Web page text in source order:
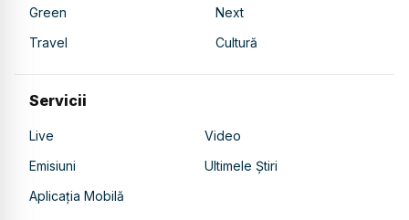
Green
Next
Travel
Cultură
Servicii
Live
Video
Emisiuni
Ultimele Știri
Aplicația Mobilă